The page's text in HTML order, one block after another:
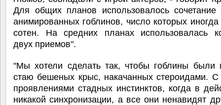
Для общих планов использовалось сочетание
анимированных гоблинов, число которых иногда
сотен. На средних планах использовалась
двух приемов".
"Мы хотели сделать так, чтобы гоблины были
стаю бешеных крыс, накачанных стероидами.
проявлениями стадных инстинктов, когда в
никакой синхронизации, а все они ненавидят